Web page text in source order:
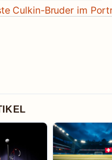
Culkin-Bruder im